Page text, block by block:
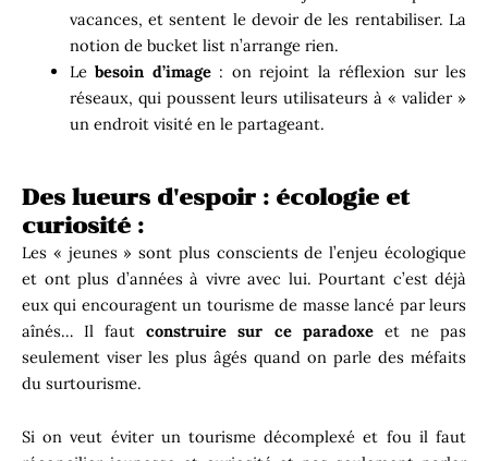
vacances, et sentent le devoir de les rentabiliser. La
notion de bucket list n’arrange rien.
Lebesoin d’image: on rejoint la réflexion sur les
réseaux, qui poussent leurs utilisateurs à « valider »
un endroit visité en le partageant.
Des lueurs d'espoir : écologie et
curiosité :
Les « jeunes » sont plus conscients de l’enjeu écologique
et ont plus d’années à vivre avec lui. Pourtant c’est déjà
eux qui encouragent un tourisme de masse lancé par leurs
aînés… Il fautconstruire sur ce paradoxeet ne pas
seulement viser les plus âgés quand on parle des méfaits
du surtourisme.
Si on veut éviter un tourisme décomplexé et fou il faut